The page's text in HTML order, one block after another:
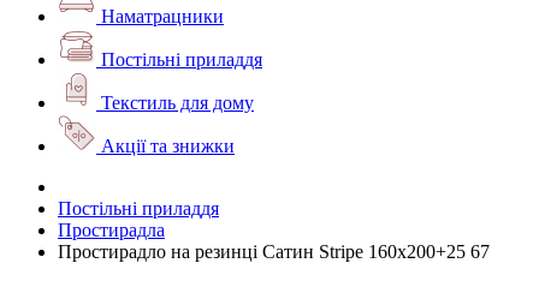
Наматрацники
Постільні приладдя
Текстиль для дому
Акції та знижки
Постільні приладдя
Простирадла
Простирадло на резинці Сатин Stripe 160х200+25 67